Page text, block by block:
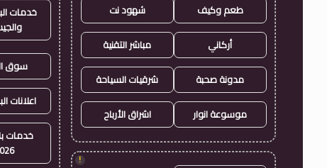
طعم وكيف شهود نت
أركاني مباشر التقنية
مدونة صحبة شرقيات السياحة
موسوعة انوار اشراق الأرباح
!
خدمات
سوق
اعلانات
خدمات